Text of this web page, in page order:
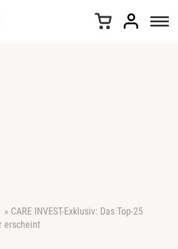
» CARE INVEST-Exklusiv: Das Top-25
erscheint